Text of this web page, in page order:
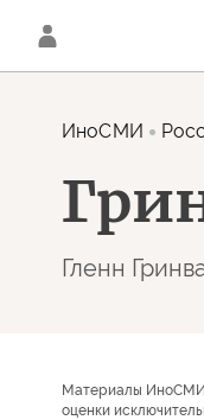
ИноСМИ
Гленн
Материалы
оценки